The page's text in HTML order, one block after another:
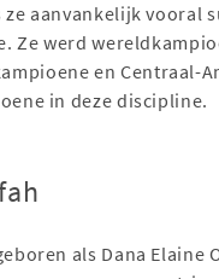
aanvankelijk vooral
Ze werd
en Centraal-
in deze discipline.
als Dana Elaine